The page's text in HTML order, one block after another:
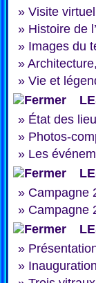
» Visite
» Histoire de
» Images du
»
» Vie et
» État des
» Photos-
» Les
» Campagne
» Campagne
»
»